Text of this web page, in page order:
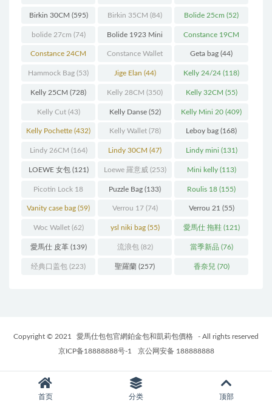
Birkin 30CM (595) Birkin 35CM (84) Bolide 25cm (52)
bolide 27cm (74) Bolide 1923 Mini
(93)
Constance 19CM
(571)
Constance 24CM
(216)
Constance Wallet
(60)
Geta bag (44)
Hammock Bag (53) Jige Elan (44) Kelly 24/24 (118)
Kelly 25CM (728) Kelly 28CM (350) Kelly 32CM (55)
Kelly Cut(43) Kelly Danse(52) Kelly Mini 20 (409)
Kelly Pochette (432) Kelly Wallet(78) Leboy bag (168)
Lindy 26CM (164) Lindy 30CM (47) Lindy mini (131)
LOEWE 女包(121) Loewe 羅意威(253) Mini kelly(113)
Picotin Lock 18
(202)
Puzzle Bag (133) Roulis 18 (155)
Vanity case bag (59) Verrou 17(74) Verrou 21 (55)
Woc Wallet(62) ysl niki bag(55) 愛馬仕 拖鞋(121)
愛馬仕 皮革(139) 流浪包(82) 當季新品 (76)
经典口盖包 (223) 聖羅蘭 (257) 香奈兒 (70)
Copyright © 2021 愛馬仕包包官網鉑金包和凱莉包價格
- All rights reserved
京ICP备18888888号-1
京公网安备 188888888
首页 分类 顶部